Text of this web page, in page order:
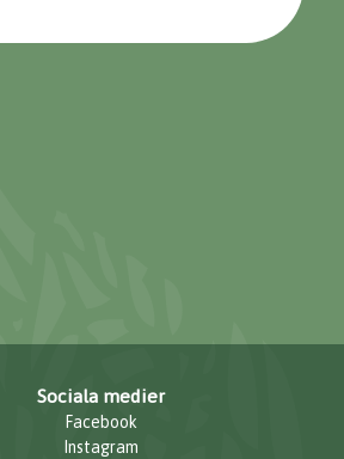
Sociala medier
Facebook
Instagram